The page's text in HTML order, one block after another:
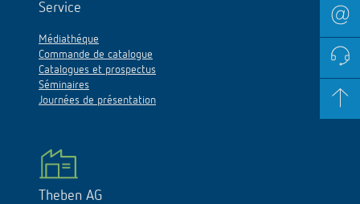
Service
Médiathéque
Commande de catalogue
Catalogues et prospectus
Séminaires
Journées de présentation
Theben AG